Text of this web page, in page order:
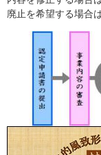
廃止を希望する場合